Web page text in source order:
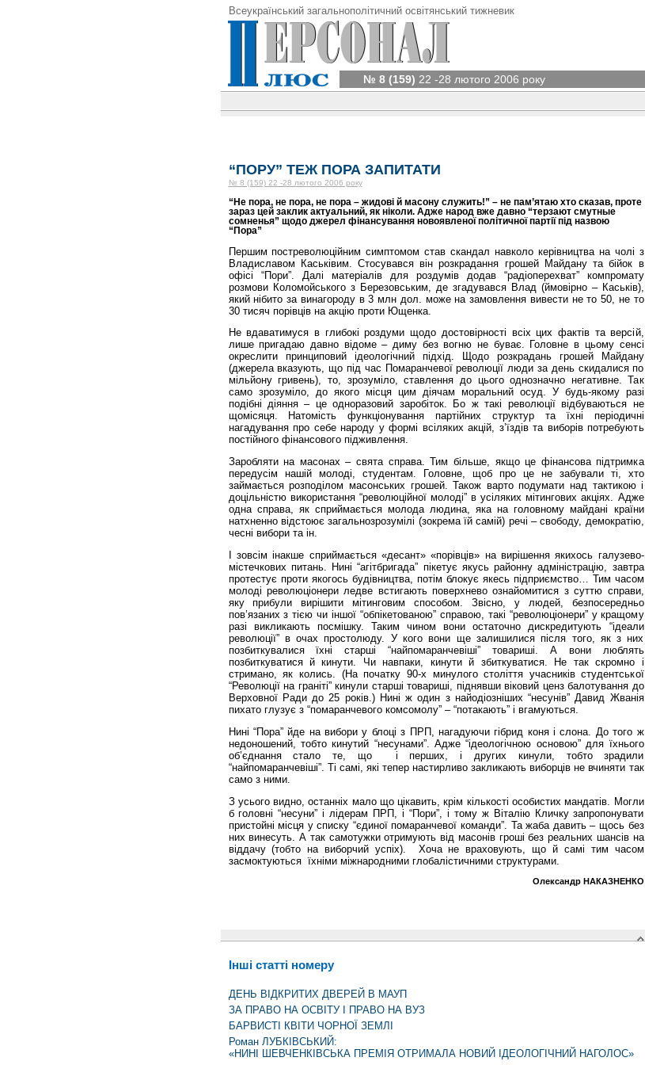
Всеукраїнський загальнополітичний освітянський тижневик
№ 8 (159) 22 -28 лютого 2006 року
“ПОРУ” ТЕЖ ПОРА ЗАПИТАТИ
№ 8 (159) 22 -28 лютого 2006 року
“Не пора, не пора, не пора – жидові й масону служить!” – не пам’ятаю хто сказав, проте
зараз цей заклик актуальний, як ніколи. Адже народ вже давно “терзают смутные
сомненья” щодо джерел фінансування новоявленої політичної партії під назвою
“Пора”
Першим постреволюційним симптомом став скандал навколо керівництва на чолі з
Владиславом Каськівим. Стосувався він розкрадання грошей Майдану та бійок в
офісі “Пори”. Далі матеріалів для роздумів додав “радіоперехват” компромату
розмови Коломойського з Березовським, де згадувався Влад (ймовірно – Каськів),
який нібито за винагороду в 3 млн дол. може на замовлення вивести не то 50, не то
30 тисяч порівців на акцію проти Ющенка.
Не вдаватимуся в глибокі роздуми щодо достовірності всіх цих фактів та версій,
лише пригадаю давно відоме – диму без вогню не буває. Головне в цьому сенсі
окреслити принциповий ідеологічний підхід. Щодо розкрадань грошей Майдану
(джерела вказують, що під час Помаранчевої революції люди за день скидалися по
мільйону гривень), то, зрозуміло, ставлення до цього однозначно негативне. Так
само зрозуміло, до якого місця цим діячам моральний осуд. У будь-якому разі
подібні діяння – це одноразовий заробіток. Бо ж такі революції відбуваються не
щомісяця. Натомість функціонування партійних структур та їхні періодичні
нагадування про себе народу у формі всіляких акцій, з’їздів та виборів потребують
постійного фінансового підживлення.
Заробляти на масонах – свята справа. Тим більше, якщо це фінансова підтримка
передусім нашій молоді, студентам. Головне, щоб про це не забували ті, хто
займається розподілом масонських грошей. Також варто подумати над тактикою і
доцільністю використання “революційної молоді” в усіляких мітингових акціях. Адже
одна справа, як сприймається молода людина, яка на головному майдані країни
натхненно відстоює загальнозрозумілі (зокрема їй самій) речі – свободу, демократію,
чесні вибори та ін.
І зовсім інакше сприймається «десант» «порівців» на вирішення якихось галузево-
містечкових питань. Нині “агітбригада” пікетує якусь районну адміністрацію, завтра
протестує проти якогось будівництва, потім блокує якесь підприємство… Тим часом
молоді революціонери ледве встигають поверхнево ознайомитися з суттю справи,
яку прибули вирішити мітинговим способом. Звісно, у людей, безпосередньо
пов’язаних з тією чи іншої “обпікетованою” справою, такі “революціонери” у кращому
разі викликають посмішку. Таким чином вони остаточно дискредитують “ідеали
революції” в очах простолюду. У кого вони ще залишилися після того, як з них
позбиткувалися їхні старші “найпомаранчевіші” товариші. А вони люблять
позбиткуватися й кинути. Чи навпаки, кинути й збиткуватися. Не так скромно і
стримано, як колись. (На початку 90-х минулого століття учасників студентської
“Революції на граніті” кинули старші товариші, піднявши віковий ценз балотування до
Верховної Ради до 25 років.) Нині ж один з найодіозніших “несунів” Давид Жванія
пихато глузує з “помаранчевого комсомолу” – “потакають” і вгамуються.
Нині “Пора” йде на вибори у блоці з ПРП, нагадуючи гібрид коня і слона. До того ж
недоношений, тобто кинутий “несунами”. Адже “ідеологічною основою” для їхнього
об’єднання стало те, що і перших, і других кинули, тобто зрадили
“найпомаранчевіші”. Ті самі, які тепер настирливо закликають виборців не вчиняти так
само з ними.
З усього видно, останніх мало що цікавить, крім кількості особистих мандатів. Могли
б головні “несуни” і лідерам ПРП, і “Пори”, і тому ж Віталію Кличку запропонувати
пристойні місця у списку “єдиної помаранчевої команди”. Та жаба давить – щось без
них винесуть. А так самотужки отримують від масонів гроші без реальних шансів на
віддачу (тобто на виборчий успіх). Хоча не враховують, що й самі тим часом
засмоктуються їхніми міжнародними глобалістичними структурами.
Олександр НАКАЗНЕНКО
Інші статті номеру
ДЕНЬ ВІДКРИТИХ ДВЕРЕЙ В МАУП
ЗА ПРАВО НА ОСВІТУ І ПРАВО НА ВУЗ
БАРВИСТІ КВІТИ ЧОРНОЇ ЗЕМЛІ
Роман ЛУБКІВСЬКИЙ:
«НИНІ ШЕВЧЕНКІВСЬКА ПРЕМІЯ ОТРИМАЛА НОВИЙ ІДЕОЛОГІЧНИЙ НАГОЛОС»